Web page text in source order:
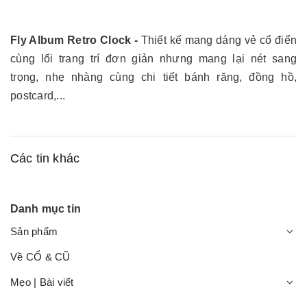
Fly Album Retro Clock - Thiết kế mang dáng vẻ cổ điển
cùng lối trang trí đơn giản nhưng mang lại nét sang
trọng, nhẹ nhàng cùng chi tiết bánh răng, đồng hồ,
postcard,...
Các tin khác
Danh mục tin
Sản phẩm
Về CỔ & CŨ
Mẹo | Bài viết